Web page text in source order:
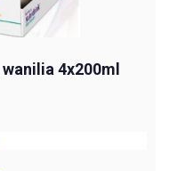
4x200ml